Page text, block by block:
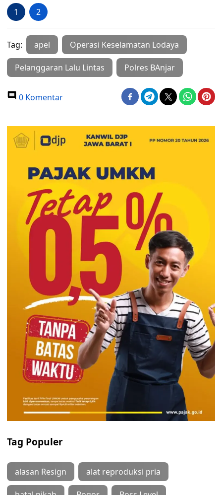
1 2
Tag: apel Operasi Keselamatan Lodaya
Pelanggaran Lalu Lintas Polres BAnjar
0 Komentar
Tag Populer
alasan Resign alat reproduksi pria